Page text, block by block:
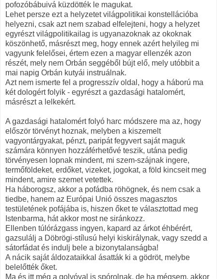
pofozóbábuivá küzdötték le magukat.
Lehet persze ezt a helyzetet világpolitikai konstellációba
helyezni, csak azt nem szabad elfelejteni, hogy a helyzet
egyrészt világpolitikailag is ugyanazoknak az okoknak
köszönhető, másrészt meg, hogy ennek azért helyileg mi
vagyunk felelősei, értem ezen a magyar ellenzék azon
részét, mely nem Orbán seggéből bújt elő, mely utóbbit a
mai napig Orbán kutyái instruálnak.
Azt nem ismerte fel a progresszív oldal, hogy a háború ma
két dologért folyik - egyrészt a gazdasági hatalomért,
másrészt a lelkekért.
A gazdasági hatalomért folyó harc módszere ma az, hogy
először törvényt hoznak, melyben a kiszemelt
vagyontárgyakat, pénzt, paripát fegyvert saját maguk
számára könnyen hozzáférhetővé teszik, utána pedig
törvényesen lopnak mindent, mi szem-szájnak ingere,
termőföldeket, erdőket, vizeket, jogokat, a föld kincseit meg
mindent, amire szemet vetettek.
Ha háborogsz, akkor a pofádba röhögnek, és nem csak a
tiedbe, hanem az Európai Unió összes magasztos
testületének pofájába is, hiszen őket te választottad meg
Istenbarma, hát akkor most ne siránkozz.
Ellenben túlórázgass ingyen, kapard az árkot éhbérért,
gazsulálj a Döbrögi-stílusú helyi kiskirálynak, vagy szedd a
sátorfádat és indulj bele a bizonytalanságba!
A nácik saját áldozataikkal ásatták ki a gödröt, melybe
belelőtték őket.
Ma és itt még a golyóval is spórolnak, de ha mégsem, akkor